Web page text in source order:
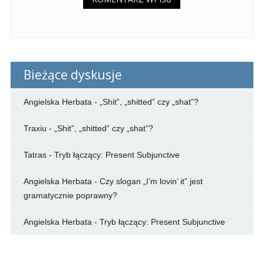
Bieżące dyskusje
Angielska Herbata - „Shit”, „shitted” czy „shat”?
Traxiu - „Shit”, „shitted” czy „shat”?
Tatras- Tryb łączący: Present Subjunctive
Angielska Herbata - Czy slogan „I’m lovin’ it” jest
gramatycznie poprawny?
Angielska Herbata - Tryb łączący: Present Subjunctive